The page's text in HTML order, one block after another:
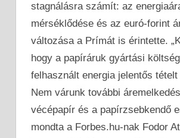
stagnálásra számít: az
mérséklődése és az euró-forint
változása a Prímát is érintette.
hogy a papíráruk gyártási
felhasznált energia jelentős
Nem várunk további
vécépapír és a papírzsebkendő
mondta a Forbes.hu-nak Fodor